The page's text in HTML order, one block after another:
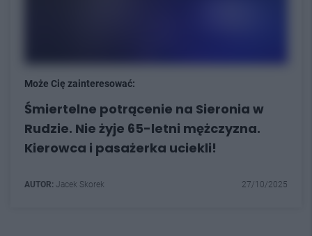
Może Cię zainteresować:
Śmiertelne potrącenie na Sieronia w
Rudzie. Nie żyje 65-letni mężczyzna.
Kierowca i pasażerka uciekli!
AUTOR: Jacek Skorek 27/10/2025